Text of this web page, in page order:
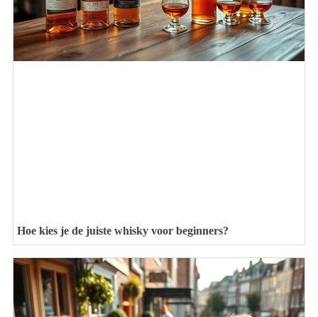
Hoe kies je de juiste whisky voor beginners?